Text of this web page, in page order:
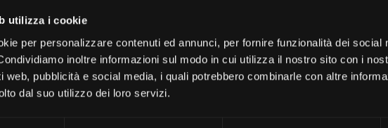
utilizza i cookie
per personalizzare contenuti ed annunci, per fornire funzionalità dei social
inoltre informazioni sul modo in cui utilizza il nostro sito con i
web, pubblicità e social media, i quali potrebbero combinarle con altre
dal suo utilizzo dei loro servizi.